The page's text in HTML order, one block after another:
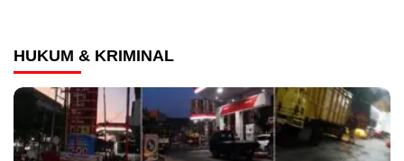
HUKUM & KRIMINAL